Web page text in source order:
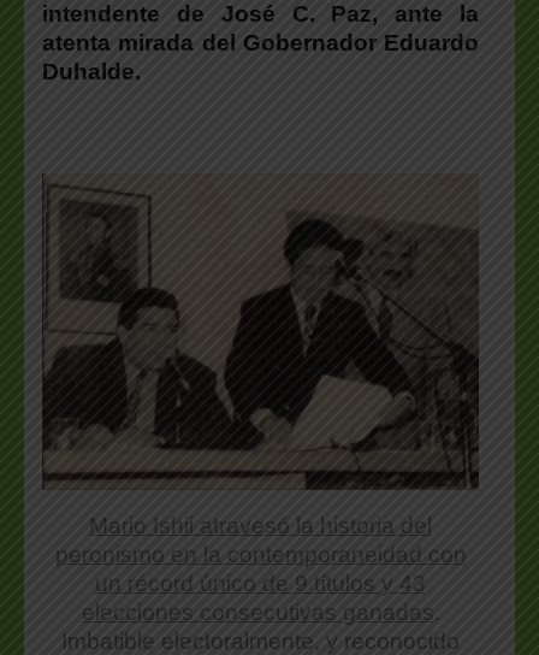
intendente de José C. Paz, ante la
atenta mirada del Gobernador Eduardo
Duhalde.
Mario Ishii atravesó la historia del
peronismo en la contemporaneidad con
un récord único de 9 títulos y 43
elecciones consecutivas ganadas.
Imbatible electoralmente, y reconocido